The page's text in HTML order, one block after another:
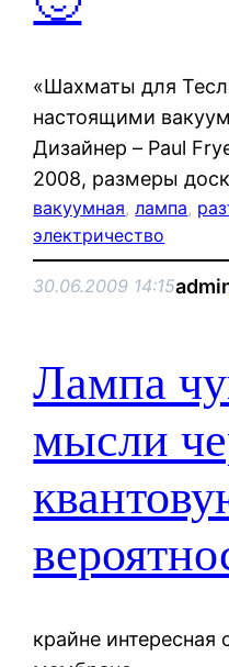
«Шахматы для
настоящими
Дизайнер – Paul
2008, размеры
вакуумная, лампа,
электричество
30.06.2009 14:15
Лампа
мысли
крайне интересная